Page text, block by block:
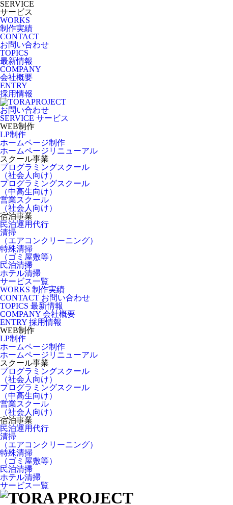
SERVICE
サービス
WORKS
制作実績
CONTACT
お問い合わせ
TOPICS
最新情報
COMPANY
会社概要
ENTRY
採用情報
お問い合わせ
SERVICE サービス
WEB制作
LP制作
ホームページ制作
ホームページリニューアル
スクール事業
プログラミングスクール
（社会人向け）
プログラミングスクール
（中高生向け）
営業スクール
（社会人向け）
宿泊事業
民泊運用代行
清掃
（エアコンクリーニング）
特殊清掃
（ゴミ屋敷等）
民泊清掃
ホテル清掃
サービス一覧
WORKS 制作実績
CONTACT お問い合わせ
TOPICS 最新情報
COMPANY 会社概要
ENTRY 採用情報
WEB制作
LP制作
ホームページ制作
ホームページリニューアル
スクール事業
プログラミングスクール
（社会人向け）
プログラミングスクール
（中高生向け）
営業スクール
（社会人向け）
宿泊事業
民泊運用代行
清掃
（エアコンクリーニング）
特殊清掃
（ゴミ屋敷等）
民泊清掃
ホテル清掃
サービス一覧